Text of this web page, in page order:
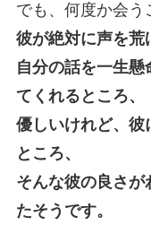
でも、何度か会う
彼が絶対に声を荒
自分の話を一生
てくれるところ、
優しいけれど、彼
ところ、
そんな彼の良さ
たそうです。